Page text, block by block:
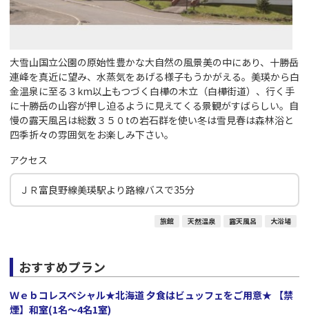
大雪山国立公園の原始性豊かな大自然の風景美の中にあり、十勝岳
連峰を真近に望み、水蒸気をあげる様子もうかがえる。美瑛から白
金温泉に至る３km以上もつづく白樺の木立（白樺街道）、行く手
に十勝岳の山容が押し迫るように見えてくる景観がすばらしい。自
慢の露天風呂は総数３５０tの岩石群を使い冬は雪見春は森林浴と
四季折々の雰囲気をお楽しみ下さい。
アクセス
ＪＲ富良野線美瑛駅より路線バスで35分
旅館 天然温泉 露天風呂 大浴場
おすすめプラン
Ｗｅｂコレスペシャル★北海道 夕食はビュッフェをご用意★ 【禁
煙】和室(1名～4名1室)